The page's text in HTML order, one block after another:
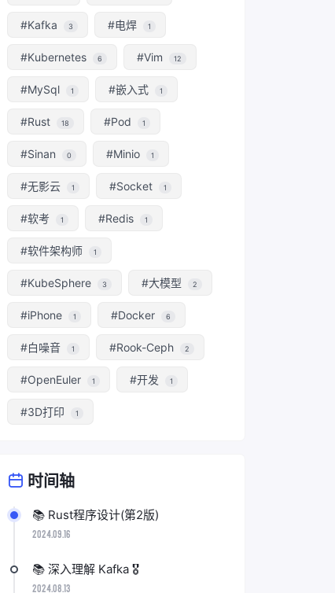
#Kafka 3 #电焊 1
#Kubernetes 6 #Vim 12
#MySql 1 #嵌入式 1
#Rust 18 #Pod 1
#Sinan 0 #Minio 1
#无影云 1 #Socket 1
#软考 1 #Redis 1
#软件架构师 1
#KubeSphere 3 #大模型 2
#iPhone 1 #Docker 6
#白噪音 1 #Rook-Ceph 2
#OpenEuler 1 #开发 1
#3D打印 1
时间轴
📚 Rust程序设计(第2版)
2024.09.16
📚 深入理解 Kafka 🎖️
2024.08.13